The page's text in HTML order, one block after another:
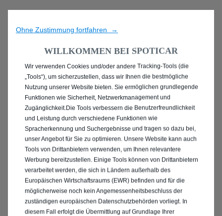
ENTDECKEN SIE ALLE
PEUGEOT 2008 IN
RATINGEN
Ohne Zustimmung fortfahren →
WILLKOMMEN BEI SPOTICAR
Wir verwenden Cookies und/oder andere Tracking-Tools (die
„Tools“), um sicherzustellen, dass wir Ihnen die bestmögliche
Nutzung unserer Website bieten. Sie ermöglichen grundlegende
Funktionen wie Sicherheit, Netzwerkmanagement und
Zugänglichkeit.Die Tools verbessern die Benutzerfreundlichkeit
und Leistung durch verschiedene Funktionen wie
Spracherkennung und Suchergebnisse und tragen so dazu bei,
unser Angebot für Sie zu optimieren. Unsere Website kann auch
Tools von Drittanbietern verwenden, um Ihnen relevantere
Werbung bereitzustellen. Einige Tools können von Drittanbietern
verarbeitet werden, die sich in Ländern außerhalb des
Europäischen Wirtschaftsraums (EWR) befinden und für die
möglicherweise noch kein Angemessenheitsbeschluss der
zuständigen europäischen Datenschutzbehörden vorliegt. In
diesem Fall erfolgt die Übermittlung auf Grundlage Ihrer